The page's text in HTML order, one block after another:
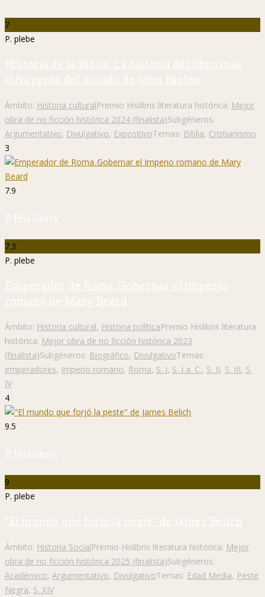
7
P. plebe
Historia de la Biblia. La historia del libro más
influyente del mundo de John Barton
Ámbito: Historia culturalPremio Hislibris literatura histórica: Mejor
obra de no ficción histórica 2024 (finalista)Subgéneros:
Argumentativo, Divulgativo, ExpositivoTemas: Biblia, Cristianismo
3
7.9
P. Hislibris
7.3
P. plebe
Emperador de Roma. Gobernar el Imperio
romano de Mary Beard
Ámbito: Historia cultural, Historia políticaPremio Hislibris literatura
histórica: Mejor obra de no ficción histórica 2023
(finalista)Subgéneros: Biográfico, DivulgativoTemas:
emperadores, Imperio romano, Roma, S. I, S. I a. C., S. II, S. III, S.
IV
4
9.5
P. Hislibris
9
P. plebe
"El mundo que forjó la peste" de James Belich
Ámbito: Historia SocialPremio Hislibris literatura histórica: Mejor
obra de no ficción histórica 2025 (finalista)Subgéneros:
Académico, Argumentativo, DivulgativoTemas: Edad Media, Peste
Negra, S. XIV